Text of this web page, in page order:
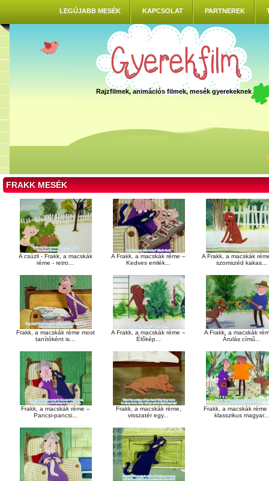
LEGÚJABB MESÉK KAPCSOLAT PARTNEREK
Rajzfilmek, animációs filmek, mesék gyerekeknek
FRAKK MESÉK
A csúzli - Frakk, a macskák
réme - retro...
A Frakk, a macskák réme –
Kedves emlék...
A Frakk, a macskák
szomszéd kakas...
Frakk, a macskák réme most
tanítóként is...
A Frakk, a macskák réme –
Élőkép...
A Frakk, a macskák
Árulás című...
Frakk, a macskák réme –
Pancsi-pancsi...
Frakk, a macskák réme,
visszatér egy...
Frakk, a macskák réme
klasszikus magyar...